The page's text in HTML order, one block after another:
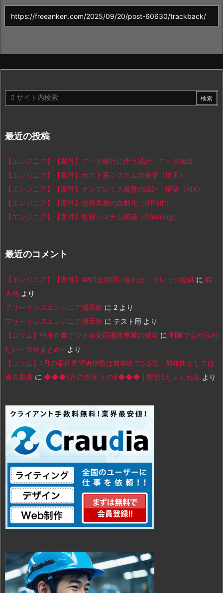
最近の投稿
【エンジニア】【案件】データ移行に伴う設計、データ抽出
【エンジニア】【案件】ホスト系システムの保守（埼玉）
【エンジニア】【案件】オンプレミス基盤の設計・構築（AIX）
【エンジニア】【案件】総務業務の自動化（UiPath）
【エンジニア】【案件】監視システム構築（Datadog）
最近のコメント
【エンジニア】【案件】AWS技術問い合わせ、ナレッジ提供 に 鶴
大地 より
フリーランスエンジニア掲示板 に 2 より
フリーランスエンジニア掲示板 に テスト用 より
【コラム】中小企業デジタル化応援隊事業の傾向 に 副業で会社辞め
たい - 金速まとめ+ より
【コラム】1月の案件希望者指数は前年比で5.5倍、前年比としては
過去最高 に ◆◆◆1月の市況 その6◆◆◆ | 投資5ちゃんねる より